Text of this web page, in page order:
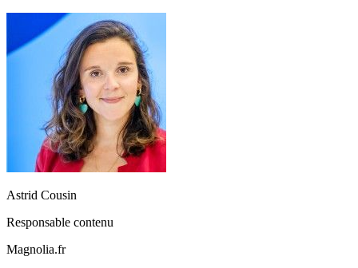
Astrid Cousin
Responsable contenu
Magnolia.fr